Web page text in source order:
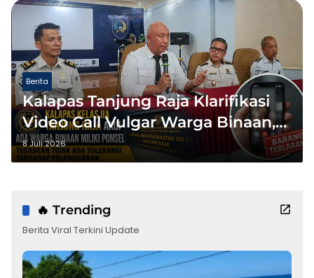
Berita
Kalapas Tanjung Raja Klarifikasi
Video Call Vulgar Warga Binaan,
HP Disita dan Hak Integrasi
Dicabut
8 Juli 2026
🔥 Trending
Berita Viral Terkini Update